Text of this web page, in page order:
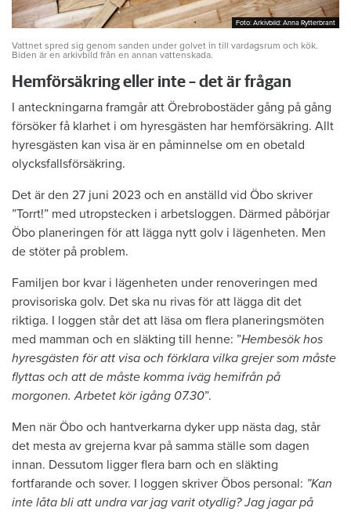
Foto: Arkivbild: Anna Rytterbrant
Foto: Arkivbild: Anna Rytterbrant
Vattnet spred sig genom sanden under golvet in till vardagsrum och kök.
Biden är en arkivbild från en annan vattenskada.
Hemförsäkring eller inte – det är frågan
I anteckningarna framgår att Örebrobostäder gång på gång
försöker få klarhet i om hyresgästen har hemförsäkring. Allt
hyresgästen kan visa är en påminnelse om en obetald
olycksfallsförsäkring.
Det är den 27 juni 2023 och en anställd vid Öbo skriver
”Torrt!” med utropstecken i arbetsloggen. Därmed påbörjar
Öbo planeringen för att lägga nytt golv i lägenheten. Men
de stöter på problem.
Familjen bor kvar i lägenheten under renoveringen med
provisoriska golv. Det ska nu rivas för att lägga dit det
riktiga. I loggen står det att läsa om flera planeringsmöten
med mamman och en släkting till henne: ”Hembesök hos
hyresgästen för att visa och förklara vilka grejer som måste
flyttas och att de måste komma iväg hemifrån på
morgonen. Arbetet kör igång 07.30”.
Men när Öbo och hantverkarna dyker upp nästa dag, står
det mesta av grejerna kvar på samma ställe som dagen
innan. Dessutom ligger flera barn och en släkting
fortfarande och sover. I loggen skriver Öbos personal: ”Kan
inte låta bli att undra var jag varit otydlig? Jag jagar på